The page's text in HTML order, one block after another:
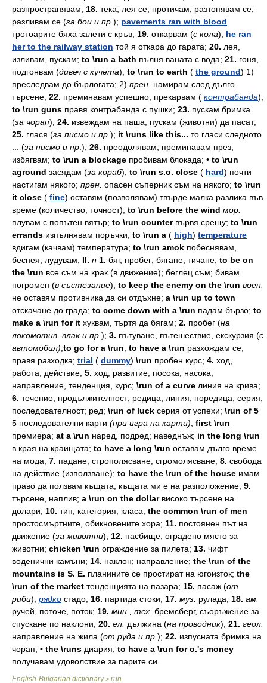
разпространявам; 18. тека, лея се; протичам, разтопявам се;
разливам се (за бои и пр .); pavements ran with blood
тротоарите бяха залети с кръв; 19. откарвам (с кола); he ran
her to the railway station той я откара до гарата; 20. лея,
изливам, пускам; to \run a bath пълня ваната с вода; 21. гоня,
подгонвам (дивеч с кучета); to \run to earth ( the ground) 1)
преследвам до бърлогата; 2) прен. намирам след дълго
търсене; 22. преминавам успешно; прекарвам ( контрабанда);
to \run guns правя контрабанда с пушки; 23. пускам бримка
(за чорап); 24. извеждам на паша, пускам (животни) да пасат;
25. глася (за писмо и пр .); it \runs like this... то гласи следното
(за писмо и пр .); 26. преодолявам; преминавам през;
избягвам; to \run a blockage пробивам блокада; • to \run
aground засядам (за кораб); to \run s.o. close ( hard) почти
настигам някого; прен. опасен съперник съм на някого; to \run
it close ( fine) оставям (позволявам) твърде малка разлика във
време (количество, точност); to \run before the wind мор.
плувам с попътен вятър; to \run counterвървя срещу; to \run
errands изпълнявам поръчки; to \run a ( high) temperature
вдигам (качвам) температура; to \run amok побеснявам,
беснея, лудувам; II. n 1. бяг, пробег; бягане, тичане; to be on
the \run все съм на крак (в движение); беглец съм; бивам
погромен (в състезание); to keep the enemy on the \run воен.
не оставям противника да си отдъхне; a \run up to town
отскачане до града; to come down with a \run падам бързо; to
make a \run for it хуквам, търтя да бягам; 2. пробег (на
локомотив, влак и пр .); 3. пътуване, пътешествие, екскурзия (с
автомобил);to go fоr a \run to have a \run разхождам се,
правя разходка; trial ( dummy) \run пробен курс; 4. ход,
работа, действие; 5. ход, развитие, посока, насока,
направление, тенденция, курс; \run of a curve линия на крива;
6. течение; продължителност; редица, линия, поредица, серия,
последователност; ред; \run of luck серия отуспехи; \run of 5
5 последователни карти (при игра на карти); first \run
премиера; at a \run наред, подред; наведнъж; in the long \run
в края на краищата; to have a long \run оставам дълго време
на мода; 7. падане, строполясване, сгромолясване; 8. свобода
на действие (използване); to have the \run of the house имам
право да ползвам къщата; къщата ми е на разположение; 9.
търсене, наплив; a \run on the dollarвисоко търсене на
долари; 10. тип, категория, класа; the common \run of men
простосмъртните, обикновените хора; 11. постоянен път на
движение (за животни); 12. пасбище; оградено място за
животни; chicken \run ограждение за пилета; 13. чифт
воденични камъни; 14. наклон; направление; the \run of the
mountains is S. E. планините се простират на югоизток; the
\run of the market тенденцията на пазара; 15. пасаж (от
риби); рядко стадо; 16. партида стоки; 17. муз. рулада; 18. ам.
ручей, поточе, поток; 19. мин., тех. бремсберг, съоръжение за
спускане по наклони; 20. ел. дължина (на проводник); 21. геол.
направление на жила (от руда и пр .); 22. изпусната бримка на
чорап; • the \runs диария; to have a \run for o.'s money
получавам удоволствие за парите си.
English-Bulgarian dictionary> run